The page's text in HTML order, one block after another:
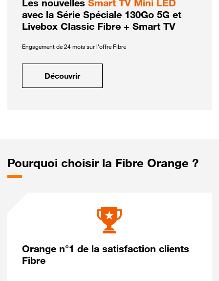
Les nouvelles Smart TV Mini LED
avec la Série Spéciale 130Go 5G et
Livebox Classic Fibre + Smart TV
Engagement de 24 mois sur l'offre Fibre
Découvrir
Pourquoi choisir la Fibre Orange ?
Orange n°1 de la satisfaction clients
Fibre